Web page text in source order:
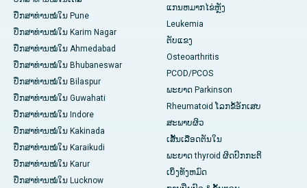
ປຶກສາທ່ານໝໍໃນ Pune
ປຶກສາທ່ານໝໍໃນ Karim Nagar
ປຶກສາທ່ານໝໍໃນ Ahmedabad
ປຶກສາທ່ານໝໍໃນ Bhubaneswar
ປຶກສາທ່ານໝໍໃນ Bilaspur
ປຶກສາທ່ານໝໍໃນ Guwahati
ປຶກສາທ່ານໝໍໃນ Indore
ປຶກສາທ່ານໝໍໃນ Kakinada
ປຶກສາທ່ານໝໍໃນ Karaikudi
ປຶກສາທ່ານໝໍໃນ Karur
ປຶກສາທ່ານໝໍໃນ Lucknow
ແກນ​ຫມາກ​ໄຂ່​ຫຼັງ
Leukemia
ຕັບແຂງ
Osteoarthritis
PCOD/PCOS
ພະຍາດ Parkinson
Rheumatoid ໂລກຂໍ້ອັກເສບ
ສະພາບຜິວ
ເສັ້ນເລືອດຕັນໃນ
ພະຍາດ thyroid ຜິດປົກກະຕິ
ເບິ່ງທັງຫມົດ